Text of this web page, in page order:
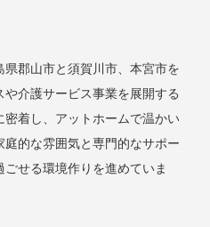
郡山市と須賀川市、本宮市を
介護サービス事業を展開する
着し、アットホームで温かい
的な雰囲気と専門的なサポー
ごせる環境作りを進めていま